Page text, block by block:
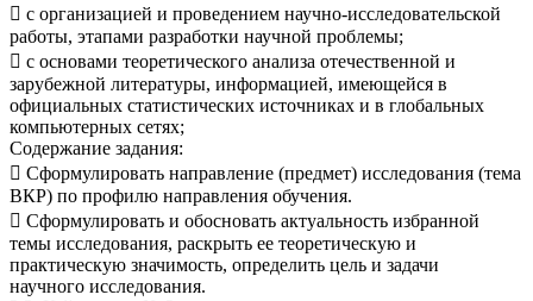
 с организацией и проведением научно-исследовательской
работы, этапами разработки научной проблемы;
 с основами теоретического анализа отечественной и
зарубежной литературы, информацией, имеющейся в
официальных статистических источниках и в глобальных
компьютерных сетях;
Содержание задания:
 Сформулировать направление (предмет) исследования (тема
ВКР) по профилю направления обучения.
 Сформулировать и обосновать актуальность избранной
темы исследования, раскрыть ее теоретическую и
практическую значимость, определить цель и задачи
научного исследования.